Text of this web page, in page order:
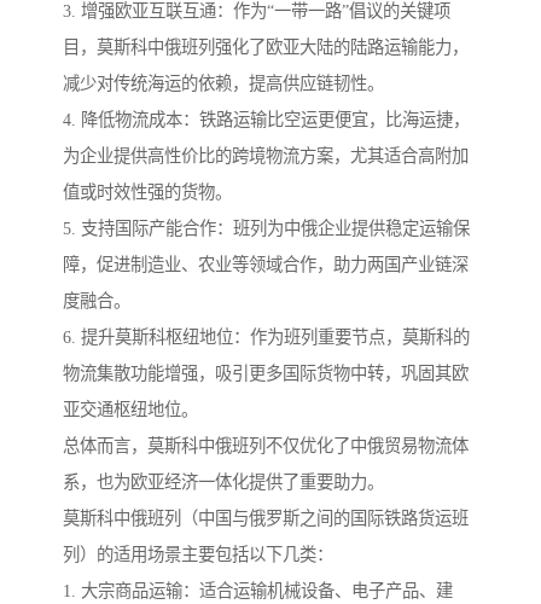
3. 增强欧亚互联互通：作为“一带一路”倡议的关键项
目，莫斯科中俄班列强化了欧亚大陆的陆路运输能力，
减少对传统海运的依赖，提高供应链韧性。
4. 降低物流成本：铁路运输比空运更便宜，比海运捷，
为企业提供高性价比的跨境物流方案，尤其适合高附加
值或时效性强的货物。
5. 支持国际产能合作：班列为中俄企业提供稳定运输保
障，促进制造业、农业等领域合作，助力两国产业链深
度融合。
6. 提升莫斯科枢纽地位：作为班列重要节点，莫斯科的
物流集散功能增强，吸引更多国际货物中转，巩固其欧
亚交通枢纽地位。
总体而言，莫斯科中俄班列不仅优化了中俄贸易物流体
系，也为欧亚经济一体化提供了重要助力。
莫斯科中俄班列（中国与俄罗斯之间的国际铁路货运班
列）的适用场景主要包括以下几类：
1. 大宗商品运输：适合运输机械设备、电子产品、建